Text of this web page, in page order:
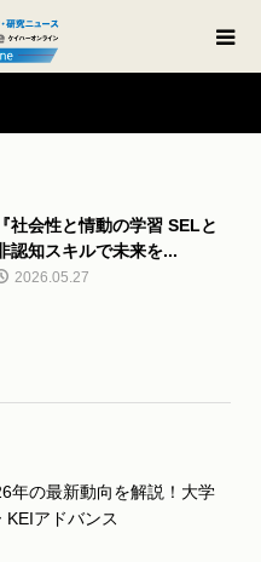
『社会性と情動の学習 SELと
認知スキルで未来を...
2026.05.27
年の最新動向を解説！大学
KEIアドバンス